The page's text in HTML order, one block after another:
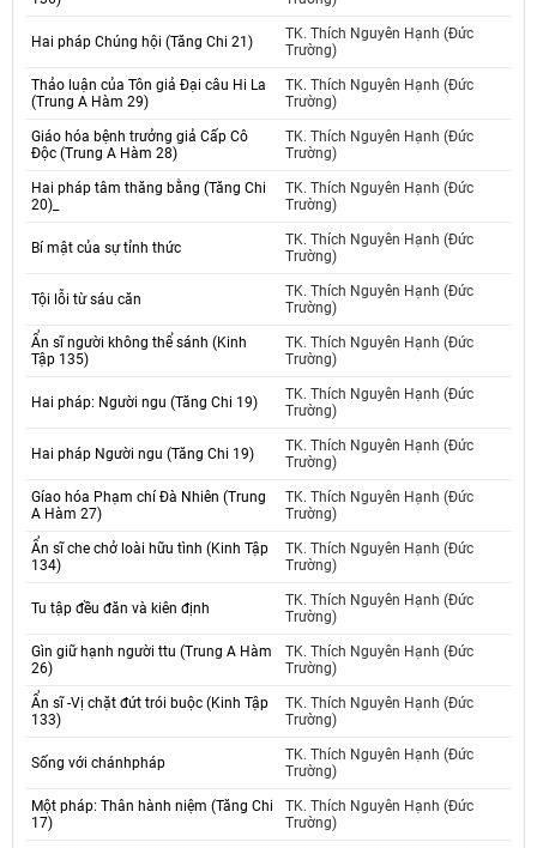
Hai pháp Chúng hội (Tăng Chi 21)
TK. Thích Nguyên Hạnh (Đức
Trường)
Thảo luận của Tôn giả Đại câu Hi La
(Trung A Hàm 29)
TK. Thích Nguyên Hạnh (Đức
Trường)
Giáo hóa bệnh trưởng giả Cấp Cô
Độc (Trung A Hàm 28)
TK. Thích Nguyên Hạnh (Đức
Trường)
Hai pháp tâm thăng bằng (Tăng Chi
20)_
TK. Thích Nguyên Hạnh (Đức
Trường)
Bí mật của sự tỉnh thức
TK. Thích Nguyên Hạnh (Đức
Trường)
Tội lỗi từ sáu căn
TK. Thích Nguyên Hạnh (Đức
Trường)
Ẩn sĩ người không thể sánh (Kinh
Tập 135)
TK. Thích Nguyên Hạnh (Đức
Trường)
Hai pháp: Người ngu (Tăng Chi 19)
TK. Thích Nguyên Hạnh (Đức
Trường)
Hai pháp Người ngu (Tăng Chi 19)
TK. Thích Nguyên Hạnh (Đức
Trường)
Gíao hóa Phạm chí Đà Nhiên (Trung
A Hàm 27)
TK. Thích Nguyên Hạnh (Đức
Trường)
Ẩn sĩ che chở loài hữu tình (Kinh Tập
134)
TK. Thích Nguyên Hạnh (Đức
Trường)
Tu tập đều đăn và kiên định
TK. Thích Nguyên Hạnh (Đức
Trường)
Gìn giữ hạnh người ttu (Trung A Hàm
26)
TK. Thích Nguyên Hạnh (Đức
Trường)
Ẩn sĩ -Vị chặt đứt trói buộc (Kinh Tập
133)
TK. Thích Nguyên Hạnh (Đức
Trường)
Sống với chánhpháp
TK. Thích Nguyên Hạnh (Đức
Trường)
Một pháp: Thân hành niệm (Tăng Chi
17)
TK. Thích Nguyên Hạnh (Đức
Trường)